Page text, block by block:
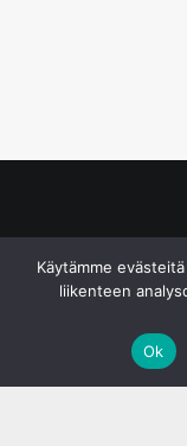
Käytämme
liikenteen
Ok